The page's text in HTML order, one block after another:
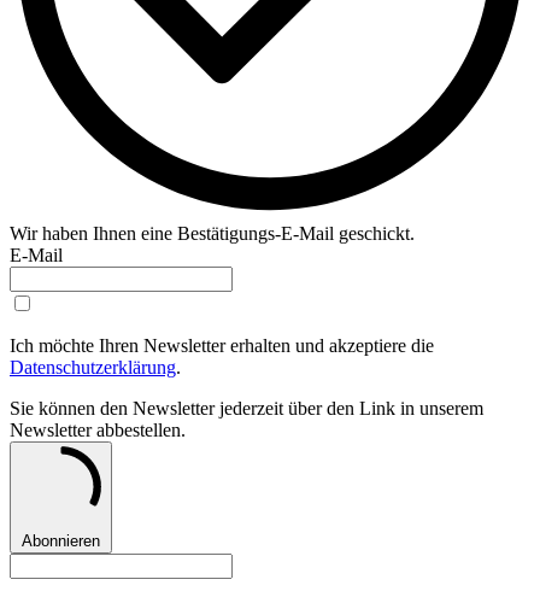
Wir haben Ihnen eine Bestätigungs-E-Mail geschickt.
E-Mail
Ich möchte Ihren Newsletter erhalten und akzeptiere die
Datenschutzerklärung.
Sie können den Newsletter jederzeit über den Link in unserem
Newsletter abbestellen.
Abonnieren